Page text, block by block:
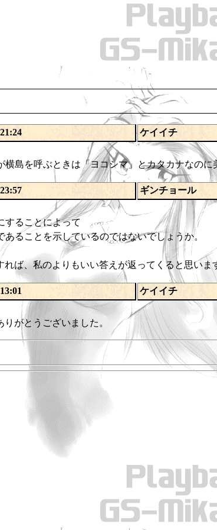
21:24 ケイイチ
島を呼ぶときは「ヨコシマ」とカタカナなの
23:57 ギンチョール
することによって
あることを示しているのではないでしょうか。
れば、私のよりもいい答えが返ってくると思いま
13:01 ケイイチ
てくれてありがとうございま